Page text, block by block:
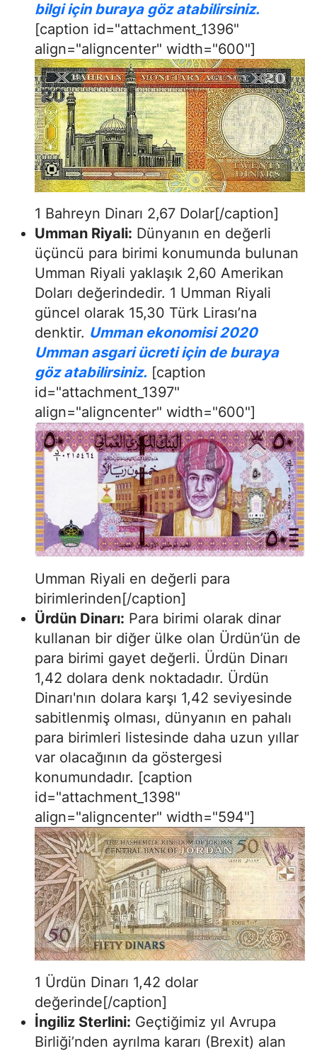
bilgi için buraya göz atabilirsiniz.
[caption id="attachment_1396"
align="aligncenter" width="600"]
1 Bahreyn Dinarı 2,67 Dolar[/caption]
Umman Riyali: Dünyanın en değerli
üçüncü para birimi konumunda bulunan
Umman Riyali yaklaşık 2,60 Amerikan
Doları değerindedir. 1 Umman Riyali
güncel olarak 15,30 Türk Lirası’na
denktir. Umman ekonomisi 2020
Umman asgari ücreti için de buraya
göz atabilirsiniz. [caption
id="attachment_1397"
align="aligncenter" width="600"]
Umman Riyali en değerli para
birimlerinden[/caption]
Ürdün Dinarı: Para birimi olarak dinar
kullanan bir diğer ülke olan Ürdün’ün de
para birimi gayet değerli. Ürdün Dinarı
1,42 dolara denk noktadadır. Ürdün
Dinarı'nın dolara karşı 1,42 seviyesinde
sabitlenmiş olması, dünyanın en pahalı
para birimleri listesinde daha uzun yıllar
var olacağının da göstergesi
konumundadır. [caption
id="attachment_1398"
align="aligncenter" width="594"]
1 Ürdün Dinarı 1,42 dolar
değerinde[/caption]
İngiliz Sterlini: Geçtiğimiz yıl Avrupa
Birliği’nden ayrılma kararı (Brexit) alan